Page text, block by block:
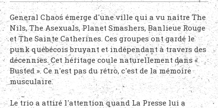
General Chaos émerge d'une ville qui a vu naître The
Nils, The Asexuals, Planet Smashers, Banlieue Rouge
et The Sainte Catherines. Ces groupes ont gardé le
punk québécois bruyant et indépendant à travers des
décennies. Cet héritage coule naturellement dans «
Busted ». Ce n'est pas du rétro, c'est de la mémoire
musculaire.
Le trio a attiré l'attention quand La Presse lui a